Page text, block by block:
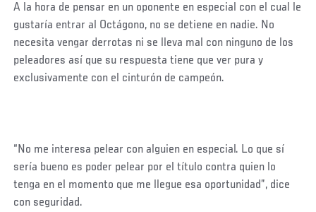
A la hora de pensar en un oponente en especial con el cual le
gustaría entrar al Octágono, no se detiene en nadie. No
necesita vengar derrotas ni se lleva mal con ninguno de los
peleadores así que su respuesta tiene que ver pura y
exclusivamente con el cinturón de campeón.
“No me interesa pelear con alguien en especial. Lo que sí
sería bueno es poder pelear por el título contra quien lo
tenga en el momento que me llegue esa oportunidad”, dice
con seguridad.